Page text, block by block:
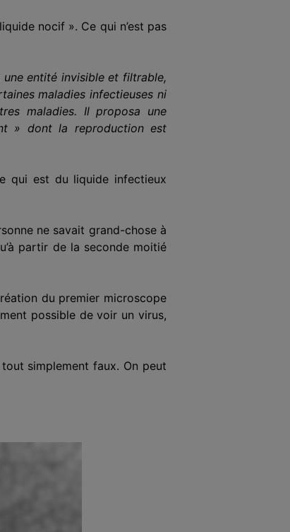
nocif ». Ce qui n’est pas
une entité invisible et filtrable,
maladies infectieuses ni
maladies. Il proposa une
» dont la reproduction est
qui est du liquide infectieux
ne savait grand-chose à
partir de la seconde moitié
du premier microscope
possible de voir un virus,
simplement faux. On peut